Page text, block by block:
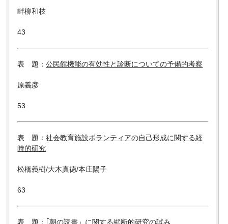
畔柳和枝
43
表 題：公民館機能の有効性と診断についての予備的考察
原義彦
53
表 題：社会教育施設ボランティアの自己形成に関する経
時的研究
松橋義樹/大木真徳/本庄陽子
63
表 題： ｢朝の読書」に関する縦断的研究の試み